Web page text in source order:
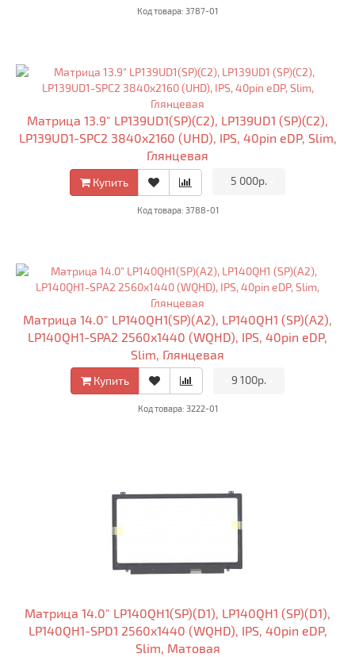
Код товара: 3787-01
Матрица 13.9" LP139UD1(SP)(C2), LP139UD1 (SP)(C2),
LP139UD1-SPC2 3840x2160 (UHD), IPS, 40pin eDP, Slim,
Глянцевая
Купить 5 000р.
Код товара: 3788-01
Матрица 14.0" LP140QH1(SP)(A2), LP140QH1 (SP)(A2),
LP140QH1-SPA2 2560x1440 (WQHD), IPS, 40pin eDP,
Slim, Глянцевая
Купить 9 100р.
Код товара: 3222-01
Матрица 14.0" LP140QH1(SP)(D1), LP140QH1 (SP)(D1),
LP140QH1-SPD1 2560x1440 (WQHD), IPS, 40pin eDP,
Slim, Матовая